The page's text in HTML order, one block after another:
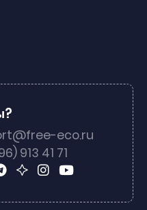
eco.ru
913 41 71